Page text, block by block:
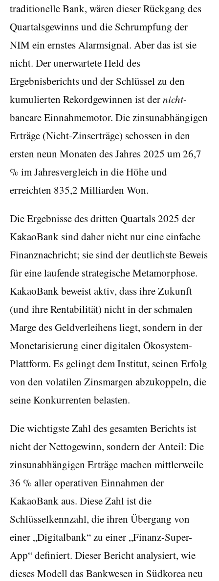
traditionelle Bank, wären dieser Rückgang des
Quartalsgewinns und die Schrumpfung der
NIM ein ernstes Alarmsignal. Aber das ist sie
nicht. Der unerwartete Held des
Ergebnisberichts und der Schlüssel zu den
kumulierten Rekordgewinnen ist dernicht-
bancare Einnahmemotor. Die zinsunabhängigen
Erträge (Nicht-Zinserträge) schossen in den
ersten neun Monaten des Jahres 2025 um 26,7
% im Jahresvergleich in die Höhe und
erreichten 835,2 Milliarden Won.
Die Ergebnisse des dritten Quartals 2025 der
KakaoBank sind daher nicht nur eine einfache
Finanznachricht; sie sind der deutlichste Beweis
für eine laufende strategische Metamorphose.
KakaoBank beweist aktiv, dass ihre Zukunft
(und ihre Rentabilität) nicht in der schmalen
Marge des Geldverleihens liegt, sondern in der
Monetarisierung einer digitalen Ökosystem-
Plattform. Es gelingt dem Institut, seinen Erfolg
von den volatilen Zinsmargen abzukoppeln, die
seine Konkurrenten belasten.
Die wichtigste Zahl des gesamten Berichts ist
nicht der Nettogewinn, sondern der Anteil: Die
zinsunabhängigen Erträge machen mittlerweile
36 % aller operativen Einnahmen der
KakaoBank aus. Diese Zahl ist die
Schlüsselkennzahl, die ihren Übergang von
einer „Digitalbank“ zu einer „Finanz-Super-
App“ definiert. Dieser Bericht analysiert, wie
dieses Modell das Bankwesen in Südkorea neu